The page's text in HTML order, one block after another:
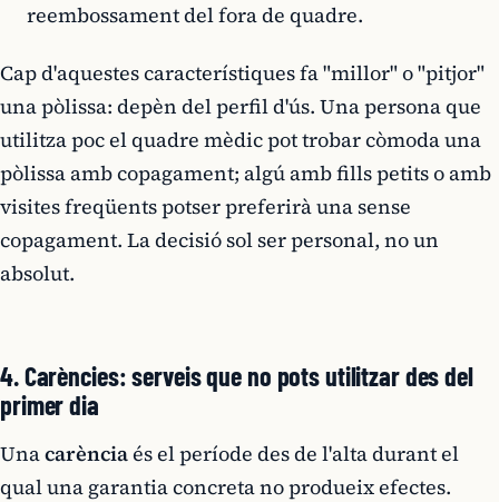
reembossament del fora de quadre.
Cap d'aquestes característiques fa "millor" o "pitjor"
una pòlissa: depèn del perfil d'ús. Una persona que
utilitza poc el quadre mèdic pot trobar còmoda una
pòlissa amb copagament; algú amb fills petits o amb
visites freqüents potser preferirà una sense
copagament. La decisió sol ser personal, no un
absolut.
4. Carències: serveis que no pots utilitzar des del
primer dia
Unacarènciaés el període des de l'alta durant el
qual una garantia concreta no produeix efectes.